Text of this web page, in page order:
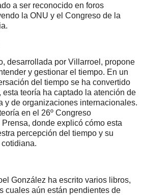
a ser reconocido en foros
la ONU y el Congreso de la
desarrollada por Villarroel, propone
y gestionar el tiempo. En un
del tiempo se ha convertido
esta teoría ha captado la atención de
y de organizaciones internacionales.
en el 26º Congreso
donde explicó cómo esta
percepción del tiempo y su
González ha escrito varios libros,
cuales aún están pendientes de